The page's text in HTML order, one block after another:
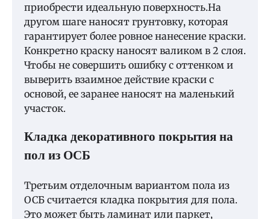
приобрести идеальную поверхность.На
другом шаге наносят грунтовку, которая
гарантирует более ровное нанесение краски.
Конкретно краску наносят валиком в 2 слоя.
Чтобы не совершить ошибку с оттенком и
выверить взаимное действие краски с
основой, ее заранее наносят на маленький
участок.
Кладка декоративного покрытия на
пол из ОСБ
Третьим отделочным вариантом пола из
ОСБ считается кладка покрытия для пола.
Это может быть ламинат или паркет,